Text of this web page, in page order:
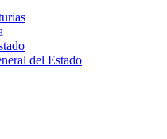
del Estado